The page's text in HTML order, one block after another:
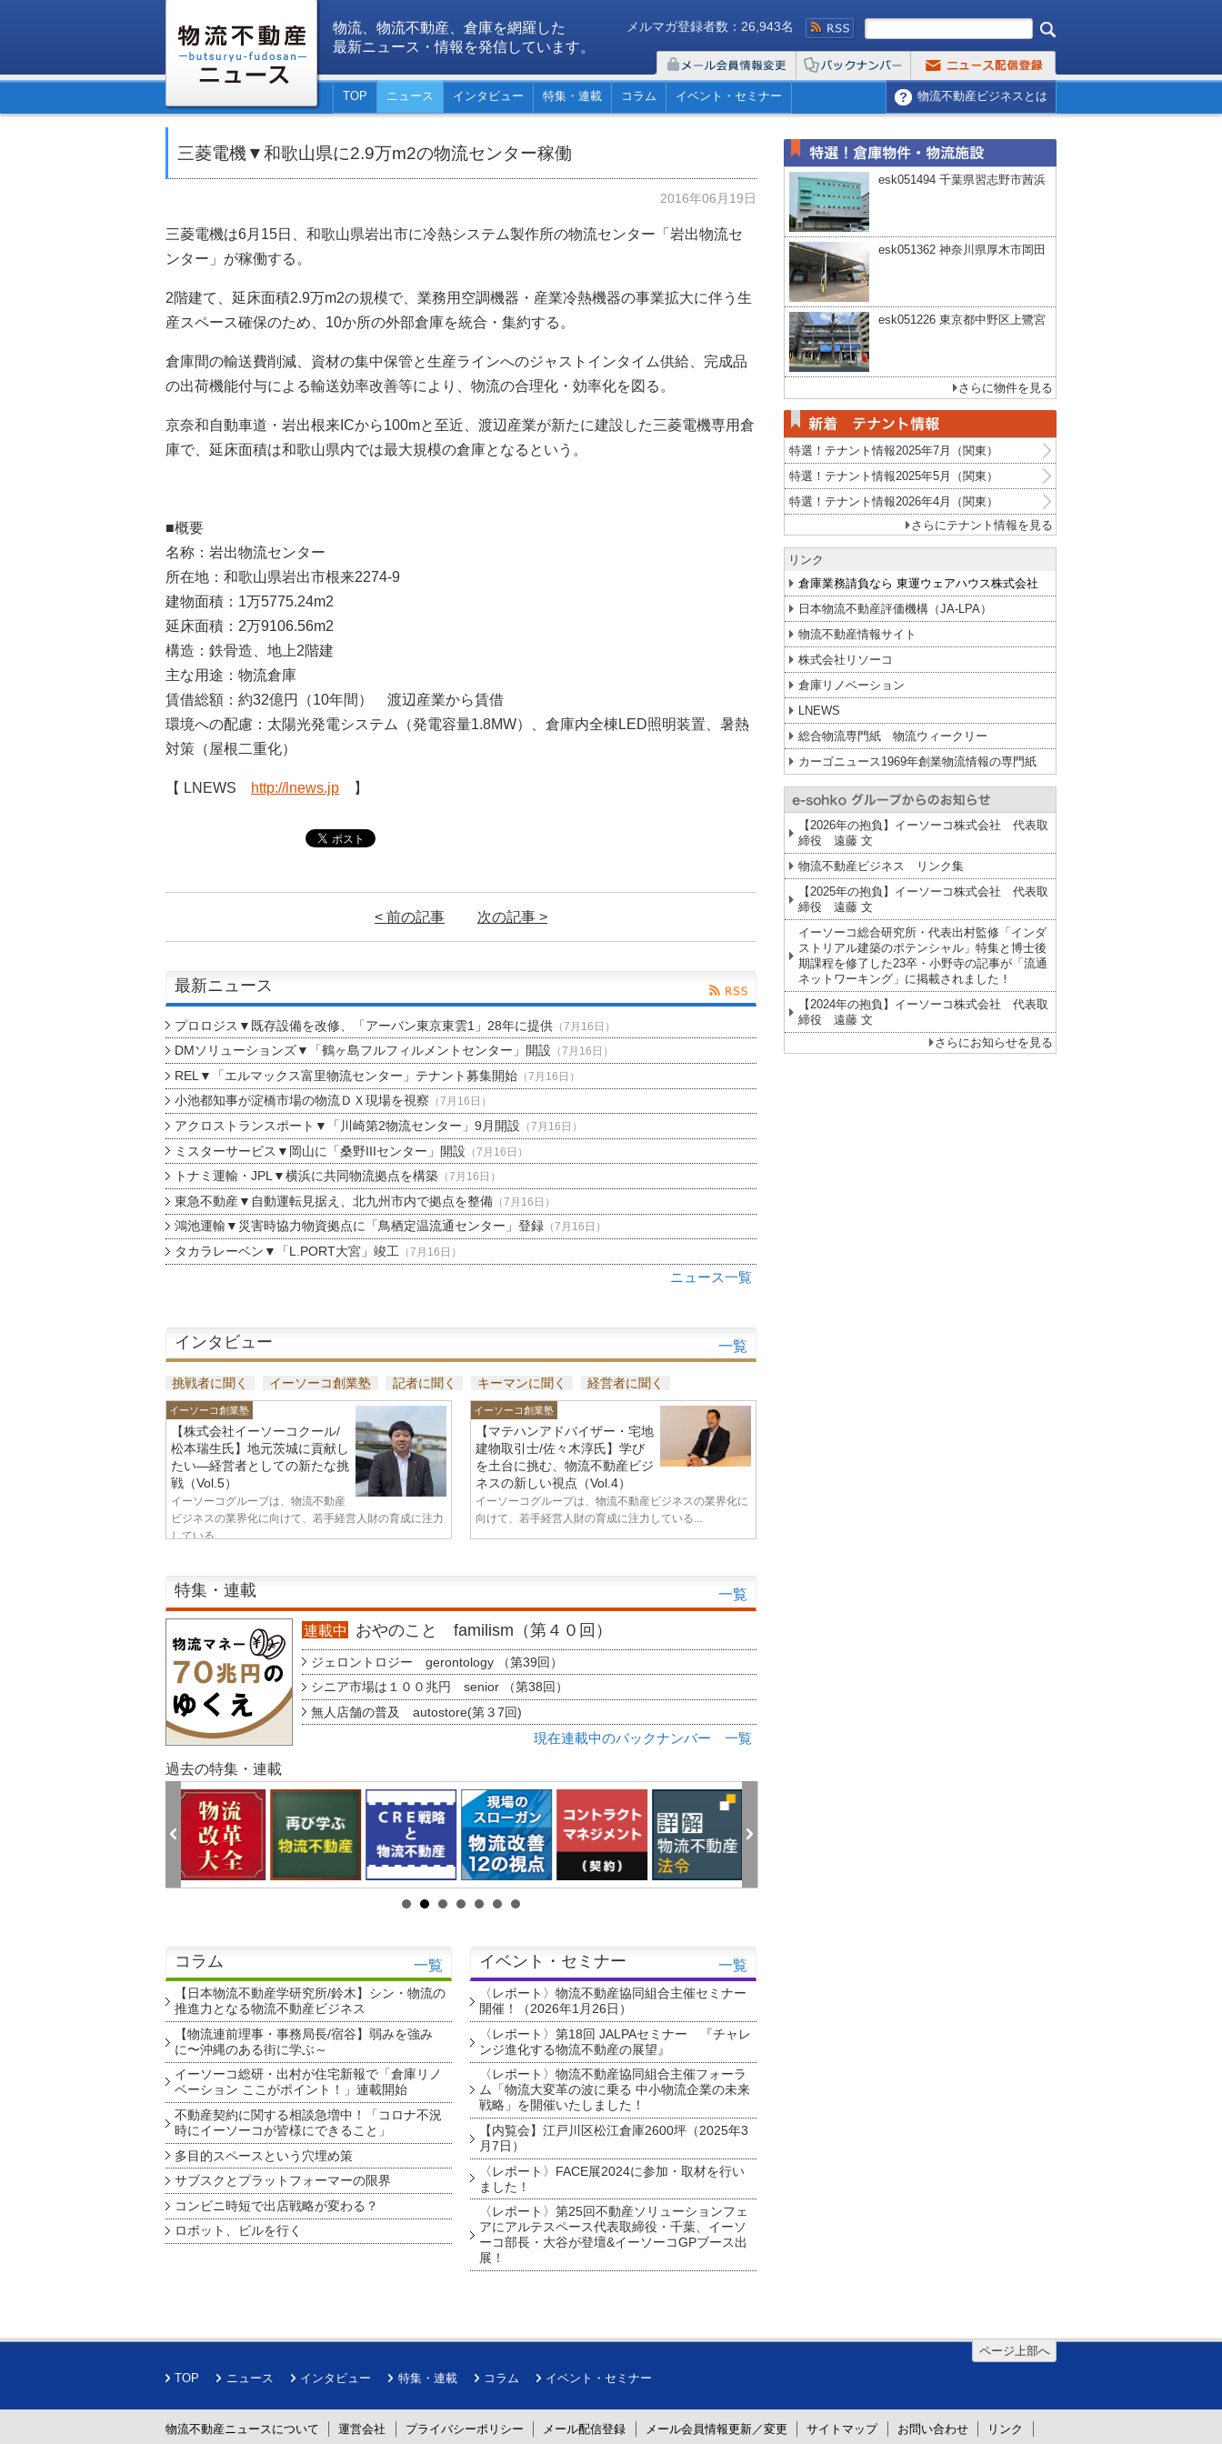
物流、物流不動産、倉庫を網羅した
最新ニュース・情報を発信しています。
メルマガ登録者数：26,943名
TOP ニュース インタビュー 特集・連載 コラム イベント・セミナー 物流不動産ビジネスとは
三菱電機▼和歌山県に2.9万m2の物流センター稼働
2016年06月19日
三菱電機は6月15日、和歌山県岩出市に冷熱システム製作所の物流センター「岩出物流セ
ンター」が稼働する。
2階建て、延床面積2.9万m2の規模で、業務用空調機器・産業冷熱機器の事業拡大に伴う生
産スペース確保のため、10か所の外部倉庫を統合・集約する。
倉庫間の輸送費削減、資材の集中保管と生産ラインへのジャストインタイム供給、完成品
の出荷機能付与による輸送効率改善等により、物流の合理化・効率化を図る。
京奈和自動車道・岩出根来ICから100mと至近、渡辺産業が新たに建設した三菱電機専用倉
庫で、延床面積は和歌山県内では最大規模の倉庫となるという。
■概要
名称：岩出物流センター
所在地：和歌山県岩出市根来2274-9
建物面積：1万5775.24m2
延床面積：2万9106.56m2
構造：鉄骨造、地上2階建
主な用途：物流倉庫
賃借総額：約32億円（10年間） 渡辺産業から賃借
環境への配慮：太陽光発電システム（発電容量1.8MW）、倉庫内全棟LED照明装置、暑熱
対策（屋根二重化）
【 LNEWS http://lnews.jp 】
< 前の記事 次の記事 >
最新ニュース
プロロジス▼既存設備を改修、「アーバン東京東雲1」28年に提供（7月16日）
DMソリューションズ▼「鶴ヶ島フルフィルメントセンター」開設 （7月16日）
REL▼「エルマックス富里物流センター」テナント募集開始（7月16日）
小池都知事が淀橋市場の物流ＤＸ現場を視察 （7月16日）
アクロストランスポート▼「川崎第2物流センター」9月開設 （7月16日）
ミスターサービス▼岡山に「桑野IIIセンター」開設 （7月16日）
トナミ運輸・JPL▼横浜に共同物流拠点を構築（7月16日）
東急不動産▼自動運転見据え、北九州市内で拠点を整備（7月16日）
鴻池運輸▼災害時協力物資拠点に「鳥栖定温流通センター」登録（7月16日）
タカラレーベン▼「L.PORT大宮」竣工 （7月16日）
ニュース一覧
インタビュー 一覧
挑戦者に聞く イーソーコ創業塾 記者に聞く キーマンに聞く 経営者に聞く
イーソーコ創業塾
【株式会社イーソーコクール/
松本瑞生氏】地元茨城に貢献し
たい—経営者としての新たな挑
戦（Vol.5）
イーソーコグループは、物流不動産
ビジネスの業界化に向けて、若手経営人財の育成に注力
している...
イーソーコ創業塾
【マテハンアドバイザー・宅地
建物取引士/佐々木淳氏】学び
を土台に挑む、物流不動産ビジ
ネスの新しい視点（Vol.4）
イーソーコグループは、物流不動産ビジネスの業界化に
向けて、若手経営人財の育成に注力している...
特集・連載 一覧
連載中 おやのこと familism（第４０回）
ジェロントロジー gerontology （第39回）
シニア市場は１００兆円 senior （第38回）
無人店舗の普及 autostore(第３7回)
現在連載中のバックナンバー 一覧
過去の特集・連載
コラム 一覧
【日本物流不動産学研究所/鈴木】シン・物流の
推進力となる物流不動産ビジネス
【物流連前理事・事務局長/宿谷】弱みを強み
に〜沖縄のある街に学ぶ～
イーソーコ総研・出村が住宅新報で「倉庫リノ
ベーション ここがポイント！」連載開始
不動産契約に関する相談急増中！「コロナ不況
時にイーソーコが皆様にできること」
多目的スペースという穴埋め策
サブスクとプラットフォーマーの限界
コンビニ時短で出店戦略が変わる？
ロボット、ビルを行く
イベント・セミナー 一覧
〈レポート〉物流不動産協同組合主催セミナー
開催！（2026年1月26日）
〈レポート〉第18回 JALPAセミナー 『チャレ
ンジ進化する物流不動産の展望』
〈レポート〉物流不動産協同組合主催フォーラ
ム「物流大変革の波に乗る 中小物流企業の未来
戦略」を開催いたしました！
【内覧会】江戸川区松江倉庫2600坪（2025年3
月7日）
〈レポート〉FACE展2024に参加・取材を行い
ました！
〈レポート〉第25回不動産ソリューションフェ
アにアルテスペース代表取締役・千葉、イーソ
ーコ部長・大谷が登壇&イーソーコGPブース出
展！
esk051494 千葉県習志野市茜浜
esk051362 神奈川県厚木市岡田
esk051226 東京都中野区上鷺宮
さらに物件を見る
特選！テナント情報2025年7月（関東）
特選！テナント情報2025年5月（関東）
特選！テナント情報2026年4月（関東）
さらにテナント情報を見る
リンク
倉庫業務請負なら 東運ウェアハウス株式会社
日本物流不動産評価機構（JA-LPA）
物流不動産情報サイト
株式会社リソーコ
倉庫リノベーション
LNEWS
総合物流専門紙 物流ウィークリー
カーゴニュース1969年創業物流情報の専門紙
【2026年の抱負】イーソーコ株式会社 代表取
締役 遠藤 文
物流不動産ビジネス リンク集
【2025年の抱負】イーソーコ株式会社 代表取
締役 遠藤 文
イーソーコ総合研究所・代表出村監修「インダ
ストリアル建築のポテンシャル」特集と博士後
期課程を修了した23卒・小野寺の記事が「流通
ネットワーキング」に掲載されました！
【2024年の抱負】イーソーコ株式会社 代表取
締役 遠藤 文
さらにお知らせを見る
ページ上部へ
TOP
ニュース インタビュー 特集・連載 コラム イベント・セミナー
物流不動産ニュースについて 運営会社 プライバシーポリシー メール配信登録 メール会員情報更新／変更 サイトマップ お問い合わせ リンク